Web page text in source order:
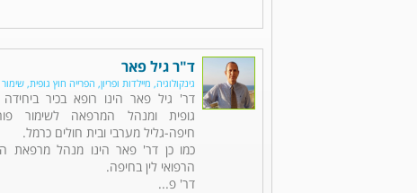
ד"ר גיל פאר
גינקולוגיה, מיילדות ופריון, הפרייה חוץ גופית, שימור
דר' גיל פאר הינו רופא בכיר
גופית ומנהל המרפאה לשימור
חיפה-גליל מערבי ובית חולים כרמל.
כמו כן דר' פאר הינו מנהל מרפאת
הרפואי לין בחיפה.
דר' פ...